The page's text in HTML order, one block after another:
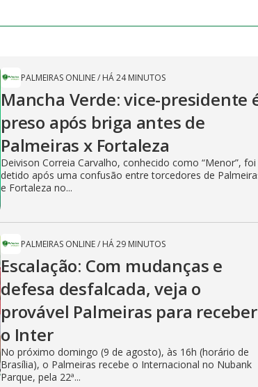
PALMEIRAS ONLINE/ HÁ 24 MINUTOS
Mancha Verde: vice-presidente
preso após briga antes de
Palmeiras x Fortaleza
Deivison Correia Carvalho, conhecido como “Menor”, foi
detido após uma confusão entre torcedores de
e Fortaleza no...
PALMEIRAS ONLINE/ HÁ 29 MINUTOS
Escalação: Com mudanças e
defesa desfalcada, veja o
provável Palmeiras para receber
o Inter
No próximo domingo (9 de agosto), às 16h (horário de
Brasília), o Palmeiras recebe o Internacional no Nubank
Parque, pela 22ª...